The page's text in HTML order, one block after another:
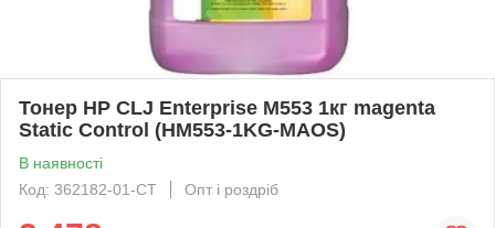
Тонер HP CLJ Enterprise M553 1кг magenta
Static Control (HM553-1KG-MAOS)
В наявності
Код: 362182-01-СТ
Опт і роздріб